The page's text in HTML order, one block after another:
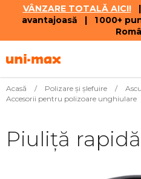
VÂNZARE TOTALĂ AICI!|
avantajoasă | 1 000+
la
Acasă / Polizare şi şlefuire /
Accesorii pentru polizoare unghiulare
Piuliță